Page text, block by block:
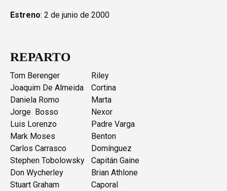
Estreno: 2 de junio de 2000
REPARTO
Tom Berenger
Riley
Joaquim De Almeida
Cortina
Daniela Romo
Marta
Jorge Bosso
Nexor
Luis Lorenzo
Padre Varga
Mark Moses
Benton
Carlos Carrasco
Domínguez
Stephen Tobolowsky
Capitán Gaine
Don Wycherley
Brian Athlone
Stuart Graham
Caporal